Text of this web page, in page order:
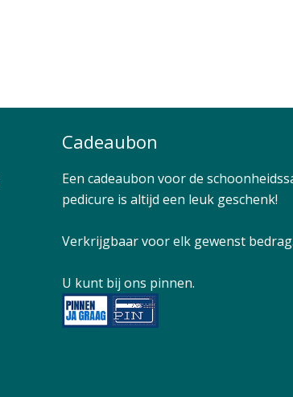
Cadeaubon
Een cadeaubon voor de
pedicure is altijd een leuk geschenk!
Verkrijgbaar voor elk gewenst bedrag.
U kunt bij ons pinnen.